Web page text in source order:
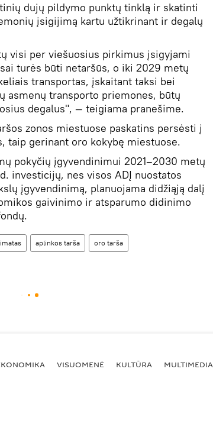
dujų pildymo punktų tinklą ir skatinti
įsigijimą kartu užtikrinant ir degalų
visi per viešuosius pirkimus įsigyjami
turės būti netaršūs, o iki 2029 metų
transportas, įskaitant taksi bei
asmenų transporto priemones, būtų
degalus", — teigiama pranešime.
zonos miestuose paskatins persėsti į
taip gerinant oro kokybę miestuose.
pokyčių įgyvendinimui 2021–2030 metų
investicijų, nes visos ADĮ nuostatos
įgyvendinimą, planuojama didžiąją dalį
gaivinimo ir atsparumo didinimo
aplinkos tarša oro tarša
VISUOMENĖ KULTŪRA MULTIMEDIA